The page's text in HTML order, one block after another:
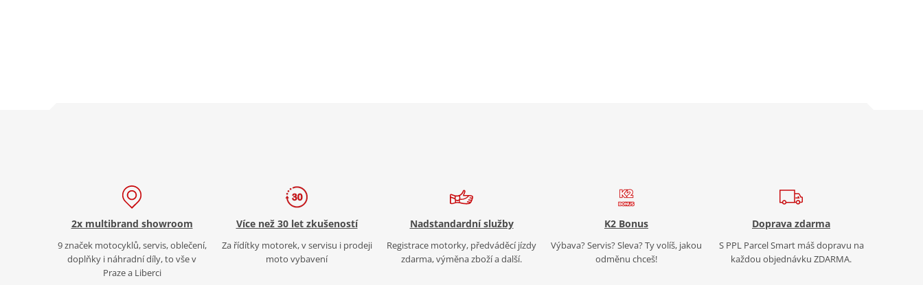
2x multibrand showroom
9 značek motocyklů, servis, oblečení,
doplňky i náhradní díly, to vše v
Praze a Liberci
Více než 30 let zkušeností
Za řídítky motorek, v servisu i prodeji
moto vybavení
Nadstandardní služby
Registrace motorky, předváděcí jízdy
zdarma, výměna zboží a další.
K2 Bonus
Výbava? Servis? Sleva? Ty volíš, jakou
odměnu chceš!
Doprava zdarma
S PPL Parcel Smart máš dopravu na
každou objednávku ZDARMA.